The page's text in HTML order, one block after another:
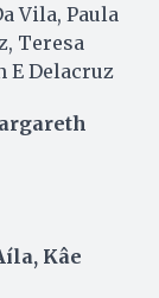
Vila, Paula
Teresa
E Delacruz
Kâe